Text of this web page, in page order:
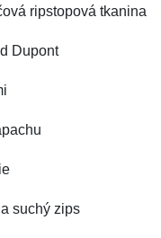
ripstopová tkanina
Dupont
suchý zips